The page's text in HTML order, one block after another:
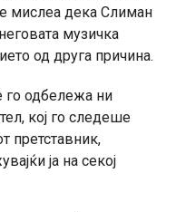
мислеа дека Слиман
музичка
од друга причина.
го одбележа ни
кој го следеше
претставник,
ја на секој